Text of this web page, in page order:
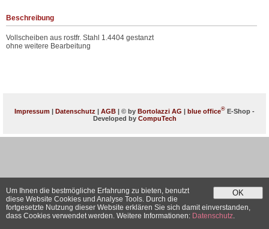
Beschreibung
Vollscheiben aus rostfr. Stahl 1.4404 gestanzt
ohne weitere Bearbeitung
Impressum | Datenschutz | AGB | © by Bortolazzi AG | blue office® E-Shop -
Developed by CompuTech
OK
Um Ihnen die bestmögliche Erfahrung zu bieten, benutzt
diese Website Cookies und Analyse Tools. Durch die
fortgesetzte Nutzung dieser Website erklären Sie sich damit einverstanden,
dass Cookies verwendet werden. Weitere Informationen: Datenschutz.